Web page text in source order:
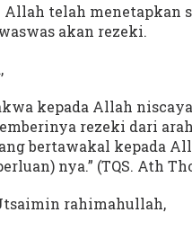
Allah telah menetapkan
akan rezeki.
kepada Allah
rezeki dari
bertawakal kepada
nya.” (TQS. Ath
rahimahullah,